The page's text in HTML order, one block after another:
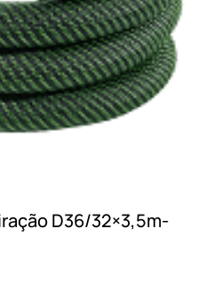
D36/32×3,5m-